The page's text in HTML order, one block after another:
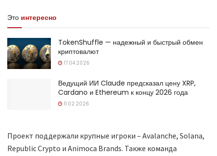
Это интересно
TokenShuffle — надежный и быстрый обмен
криптовалют
17.04.2026
Ведущий ИИ Claude предсказал цену XRP,
Cardano и Ethereum к концу 2026 года
11.02.2026
Проект поддержали крупные игроки – Avalanche, Solana,
Republic Crypto и Animoca Brands. Также команда